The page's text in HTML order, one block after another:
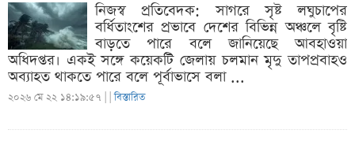
নিজস্ব প্রতিবেদক: সাগরে সৃষ্ট লঘুচাপের
বর্ধিতাংশের প্রভাবে দেশের বিভিন্ন অঞ্চলে বৃষ্টি
বাড়তে পারে বলে জানিয়েছে আবহাওয়া
অধিদপ্তর। একই সঙ্গে কয়েকটি জেলায় চলমান মৃদু তাপপ্রবাহও
অব্যাহত থাকতে পারে বলে পূর্বাভাসে বলা ...
২০২৬ মে ২২ ১৪:১৯:৫৭ | |বিস্তারিত